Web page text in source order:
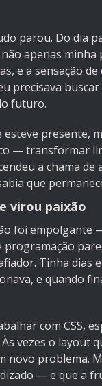
parou. Do dia
apenas
e a sensação
precisava
futuro.
presente,
— transformar
a chama
que
virou paixão
foi empolgante
Tinha dias
e quando
com CSS,
vezes o layout
problema.
— e que a